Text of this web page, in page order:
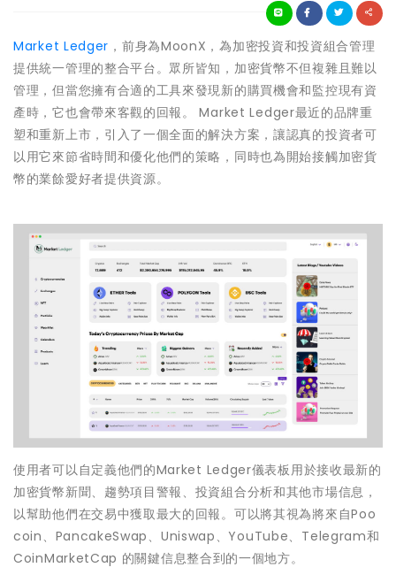
Market Ledger ，前身為MoonX，為加密投資和投資組合管理
提供統一管理的整合平台。眾所皆知，加密貨幣不但複雜且難以
管理，但當您擁有合適的工具來發現新的購買機會和監控現有資
產時，它也會帶來客觀的回報。 Market Ledger最近的品牌重
塑和重新上市，引入了一個全面的解決方案，讓認真的投資者可
以用它來節省時間和優化他們的策略，同時也為開始接觸加密貨
幣的業餘愛好者提供資源。
使用者可以自定義他們的Market Ledger儀表板用於接收最新的
加密貨幣新聞、趨勢項目警報、投資組合分析和其他市場信息，
以幫助他們在交易中獲取最大的回報。可以將其視為將來自Poo
coin、PancakeSwap、Uniswap、YouTube、Telegram和
CoinMarketCap 的關鍵信息整合到的一個地方。